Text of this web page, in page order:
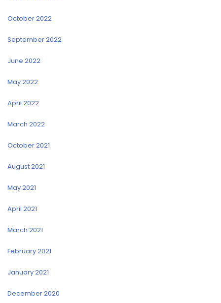
October 2022
September 2022
June 2022
May 2022
April 2022
March 2022
October 2021
August 2021
May 2021
April 2021
March 2021
February 2021
January 2021
December 2020